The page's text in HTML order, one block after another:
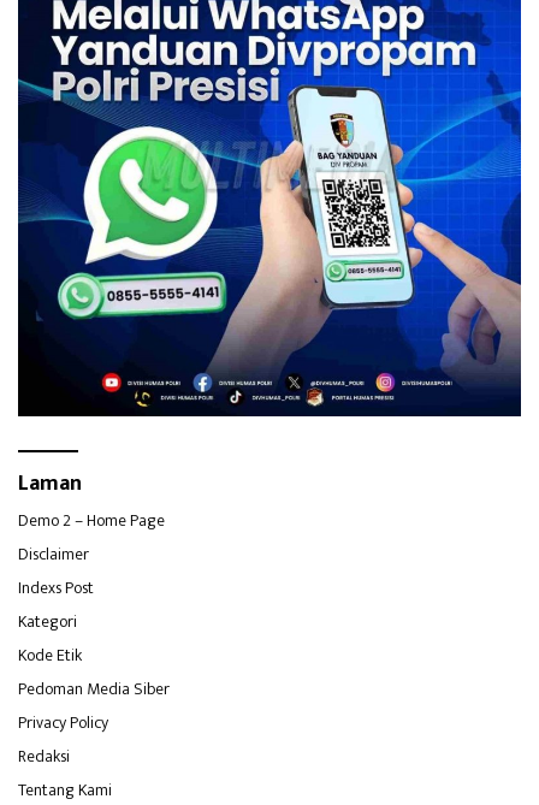
Laman
Demo 2 – Home Page
Disclaimer
Indexs Post
Kategori
Kode Etik
Pedoman Media Siber
Privacy Policy
Redaksi
Tentang Kami